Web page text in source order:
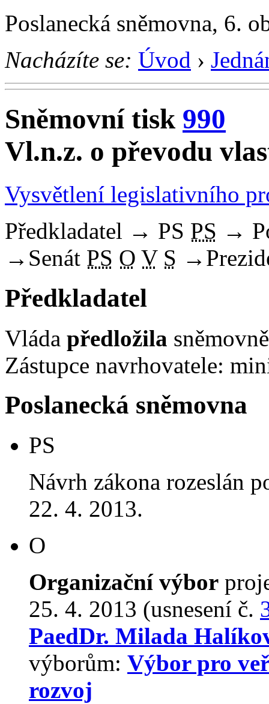
Poslanecká sněmovna, 6.
Nacházíte se: Úvod ›
Sněmovní tisk 990
Vl.n.z. o převodu
Vysvětlení legislativního
Předkladatel → PS PS →
→ Senát PS O V S →
Předkladatel
Vláda předložila
Zástupce navrhovatele:
Poslanecká sněmovna
PS
Návrh zákona rozeslán
22. 4. 2013.
O
Organizační výbor
25. 4. 2013 (usnesení č.
PaedDr. Milada
výborům: Výbor pro
rozvoj